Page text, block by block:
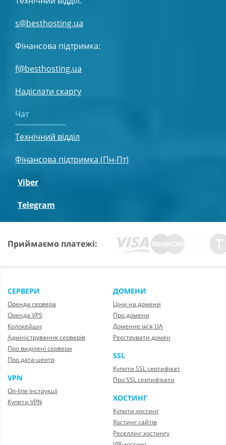
s@besthosting.ua
Фінансова підтримка:
f@besthosting.ua
Надіслати скаргу
Чат
Технічний відділ
Фінансова підтримка (Пн-Пт)
Viber
Telegram
Приймаємо платежі:
СЕРВЕРИ
Оренда сервера
Оренда VPS
Колокейшн
Адміністрування серверів
Про виділені сервери
Про дата-центр
VPN
On-line інструкції
Купити VPN
ДОМЕНИ
Ціни на домени
Про домени
Доменне ім'я UA
Реєструвати домен
SSL
Купити SSL сертифікат
Про SSL сертифікати
ХОСТИНГ
Купити хостинг
Хостинг сайтів
Реселлінг хостингу